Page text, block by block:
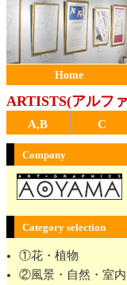
Home
ARTISTS(アルフ
A,B C
Company
Category selection
①花・植物
②風景・自然・室内